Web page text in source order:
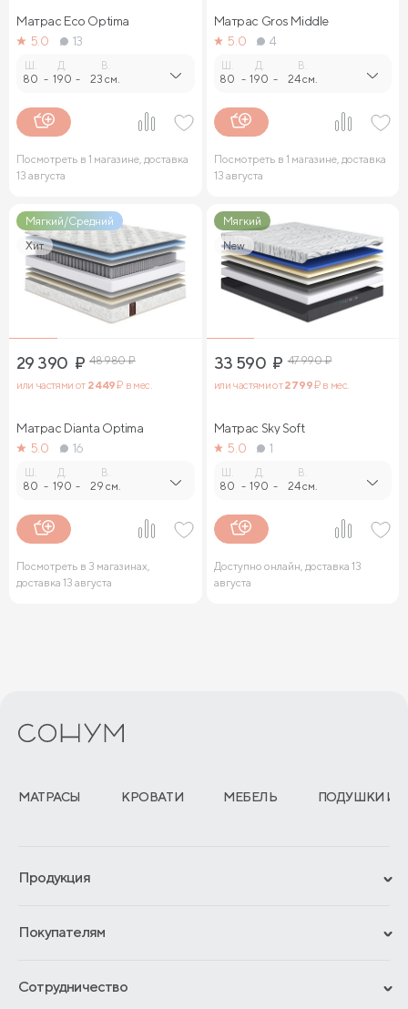
Матрас Eco Optima
5.0
13
Ш.
80 -
Д.
190 -
В.
23 см.
Посмотреть в 1 магазине, доставка
13 августа
Матрас Gros Middle
5.0
4
Ш.
80 -
Д.
190 -
В.
24 см.
Посмотреть в 1 магазине, доставка
13 августа
Мягкий/Средний
Хит
29 390 ₽ 48 980₽
или частями от 2 449₽ в мес.
Матрас Dianta Optima
5.0
16
Ш.
80 -
Д.
190 -
В.
29 см.
Посмотреть в 3 магазинах,
доставка 13 августа
Мягкий
New
33 590 ₽ 47 990₽
или частями от2 799₽ в мес.
Матрас Sky Soft
5.0
1
Ш.
80 -
Д.
190 -
В.
24 см.
Доступно онлайн, доставка 13
августа
МАТРАСЫ КРОВАТИ МЕБЕЛЬ ПОДУШКИ И
Продукция
Гарантии
Покупателям
Обмен и возврат
Сотрудничество